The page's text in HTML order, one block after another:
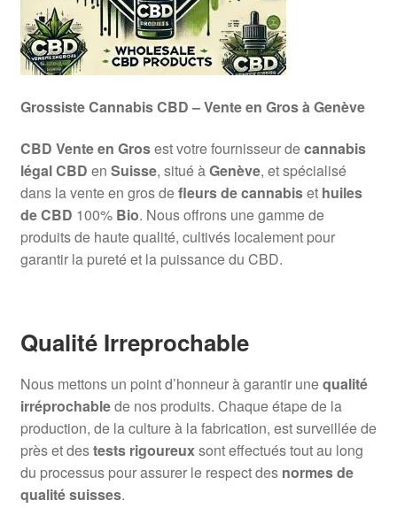
Grossiste Cannabis CBD – Vente en Gros à Genève
CBD Vente en Grosest votre fournisseur decannabis
légal CBD en Suisse, situé àGenève, et spécialisé
dans la vente en gros defleurs de cannabiset huiles
de CBD 100% Bio. Nous offrons une gamme de
produits de haute qualité, cultivés localement pour
garantir la pureté et la puissance du CBD.
Qualité Irreprochable
Nous mettons un point d’honneur à garantir unequalité
irréprochablede nos produits. Chaque étape de la
production, de la culture à la fabrication, est surveillée de
près et destests rigoureuxsont effectués tout au long
du processus pour assurer le respect des normes de
qualité suisses.